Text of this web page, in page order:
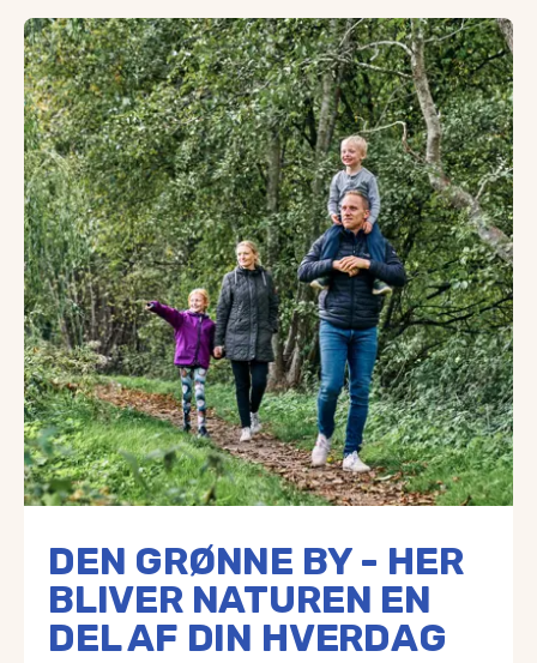
DEN GRØNNE BY - HER
BLIVER NATUREN EN
DEL AF DIN HVERDAG